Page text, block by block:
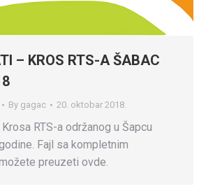
– KROS RTS-A ŠABAC
By gagac 20. oktobar 2018.
RTS-a održanog u Šapcu
Fajl sa kompletnim
preuzeti ovde.